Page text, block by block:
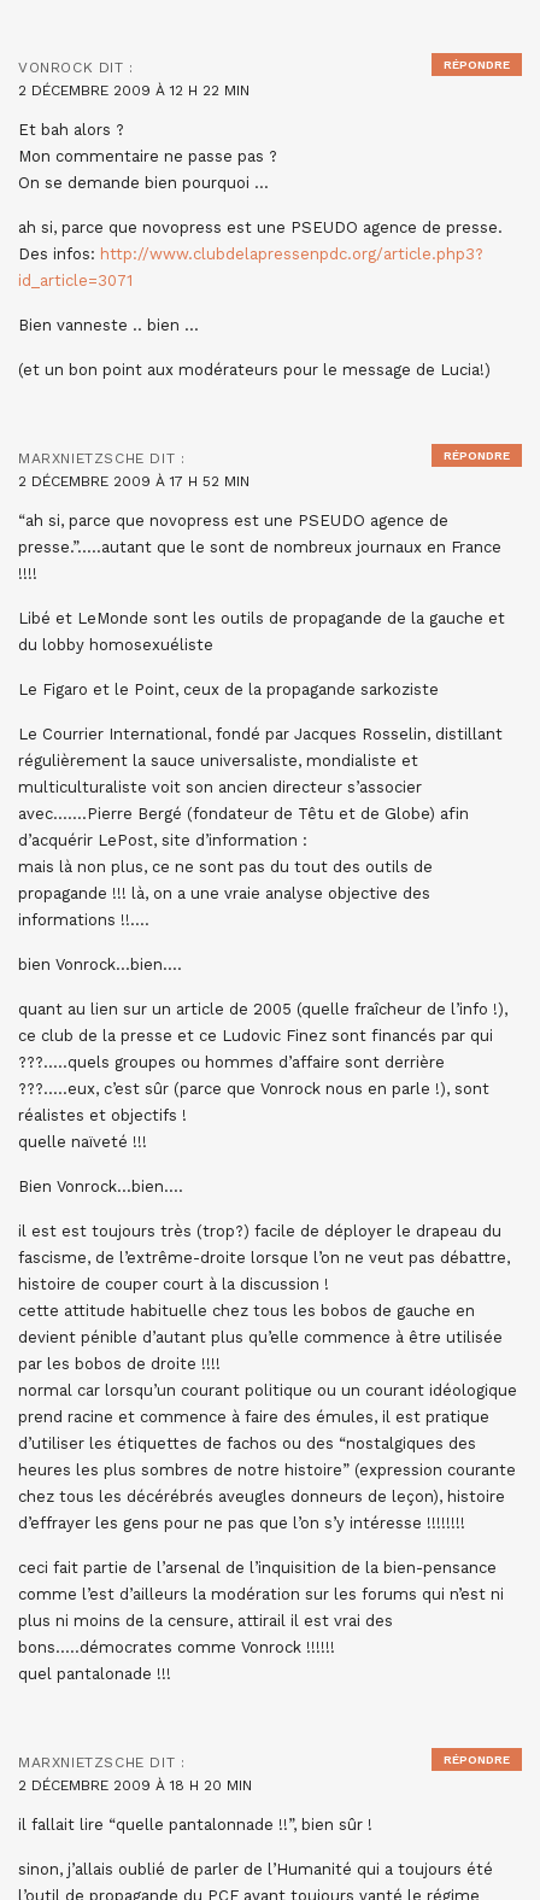
VONROCK DIT :
2 DÉCEMBRE 2009 À 12 H 22 MIN
Et bah alors ?
Mon commentaire ne passe pas ?
On se demande bien pourquoi …
ah si, parce que novopress est une PSEUDO agence de presse.
Des infos: http://www.clubdelapressenpdc.org/article.php3?
id_article=3071
Bien vanneste .. bien …
(et un bon point aux modérateurs pour le message de Lucia!)
RÉPONDRE
MARXNIETZSCHE DIT :
2 DÉCEMBRE 2009 À 17 H 52 MIN
“ah si, parce que novopress est une PSEUDO agence de
presse.”…..autant que le sont de nombreux journaux en France
!!!!
Libé et LeMonde sont les outils de propagande de la gauche et
du lobby homosexuéliste
Le Figaro et le Point, ceux de la propagande sarkoziste
Le Courrier International, fondé par Jacques Rosselin, distillant
régulièrement la sauce universaliste, mondialiste et
multiculturaliste voit son ancien directeur s’associer
avec…….Pierre Bergé (fondateur de Têtu et de Globe) afin
d’acquérir LePost, site d’information :
mais là non plus, ce ne sont pas du tout des outils de
propagande !!! là, on a une vraie analyse objective des
informations !!….
bien Vonrock…bien….
quant au lien sur un article de 2005 (quelle fraîcheur de l’info !),
ce club de la presse et ce Ludovic Finez sont financés par qui
???…..quels groupes ou hommes d’affaire sont derrière
???…..eux, c’est sûr (parce que Vonrock nous en parle !), sont
réalistes et objectifs !
quelle naïveté !!!
Bien Vonrock…bien….
il est est toujours très (trop?) facile de déployer le drapeau du
fascisme, de l’extrême-droite lorsque l’on ne veut pas débattre,
histoire de couper court à la discussion !
cette attitude habituelle chez tous les bobos de gauche en
devient pénible d’autant plus qu’elle commence à être utilisée
par les bobos de droite !!!!
normal car lorsqu’un courant politique ou un courant idéologique
prend racine et commence à faire des émules, il est pratique
d’utiliser les étiquettes de fachos ou des “nostalgiques des
heures les plus sombres de notre histoire” (expression courante
chez tous les décérébrés aveugles donneurs de leçon), histoire
d’effrayer les gens pour ne pas que l’on s’y intéresse !!!!!!!!
ceci fait partie de l’arsenal de l’inquisition de la bien-pensance
comme l’est d’ailleurs la modération sur les forums qui n’est ni
plus ni moins de la censure, attirail il est vrai des
bons…..démocrates comme Vonrock !!!!!!
quel pantalonade !!!
RÉPONDRE
MARXNIETZSCHE DIT :
2 DÉCEMBRE 2009 À 18 H 20 MIN
il fallait lire “quelle pantalonnade !!”, bien sûr !
sinon, j’allais oublié de parler de l’Humanité qui a toujours été
l’outil de propagande du PCF ayant toujours vanté le régime
RÉPONDRE